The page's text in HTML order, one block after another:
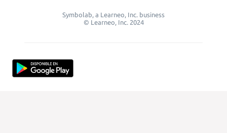
Symbolab, a Learneo, Inc. business
© Learneo, Inc. 2024